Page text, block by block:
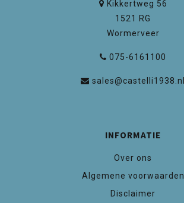
Kikkertweg 56
1521 RG
Wormerveer
075-6161100
sales@castelli1938.nl
INFORMATIE
Over ons
Algemene voorwaarden
Disclaimer